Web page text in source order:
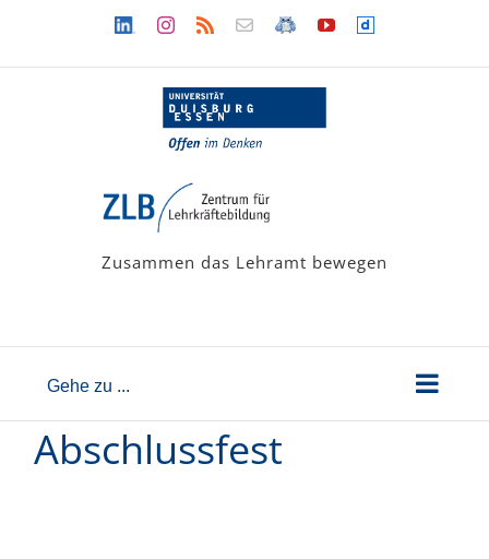
LinkedinInstagram
Rss Newsletter
LehramtsWiki
YouTubeDailymotion
Zusammen das Lehramt bewegen
Gehe zu ...
Abschlussfest